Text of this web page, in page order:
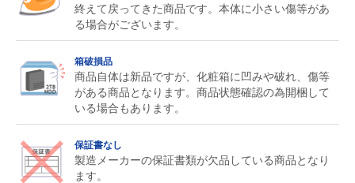
終えて戻ってきた商品です。本体に小さい傷等があ
る場合がございます。
箱破損品
商品自体は新品ですが、化粧箱に凹みや破れ、傷等
がある商品となります。商品状態確認の為開梱して
いる場合もあります。
保証書なし
製造メーカーの保証書類が欠品している商品となり
ます。